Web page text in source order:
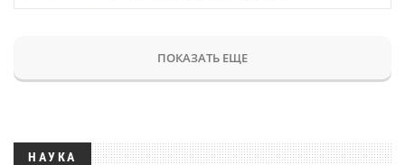
ПОКАЗАТЬ ЕЩЕ
НАУКА